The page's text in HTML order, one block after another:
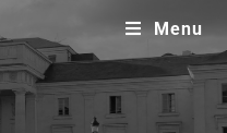
Menu